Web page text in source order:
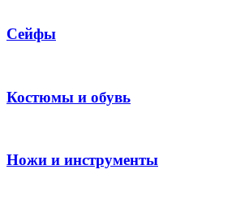
Сейфы
Костюмы и обувь
Ножи и инструменты